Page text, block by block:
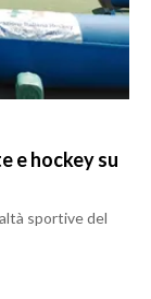
e hockey su
sportive del